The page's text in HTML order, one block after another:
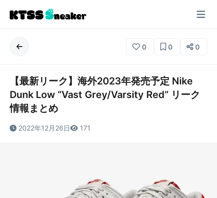
0 0 0
【最新リーク】海外2023年発売予定 Nike
Dunk Low “Vast Grey/Varsity Red” リーク
情報まとめ
2022年12月26日 171